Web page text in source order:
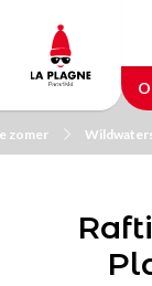
main
content
zomer